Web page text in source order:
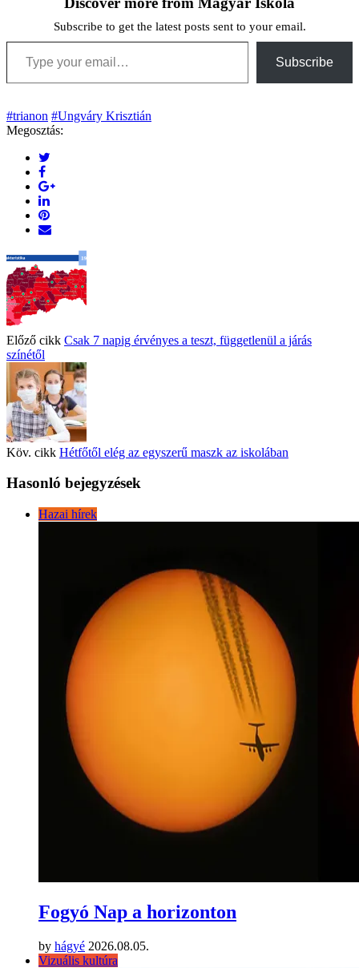
Subscribe to get the latest posts sent to your email.
Type your email…
Subscribe
#trianon #Ungváry Krisztián
Megosztás:
Előző cikk Csak 7 napig érvényes a teszt, függetlenül a járás
színétől
Köv. cikk Hétfőtől elég az egyszerű maszk az iskolában
Hasonló bejegyzések
Hazai hírek
Fogyó Nap a horizonton
by hágyé 2026.08.05.
Vizuális kultúra